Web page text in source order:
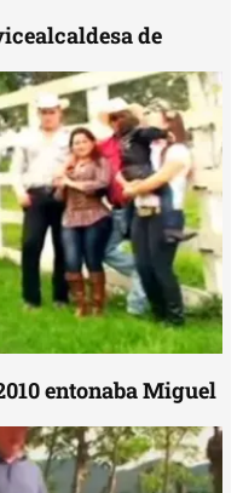
entonaba Miguel
al hijo de Miguel